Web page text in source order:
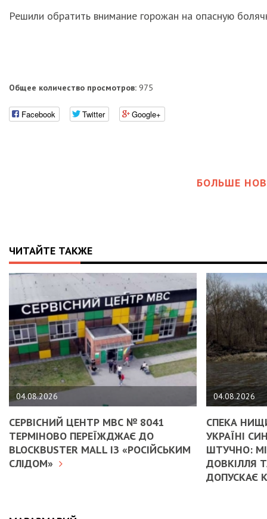
Решили обратить внимание горожан на опасную
Общее количество просмотров: 975
Facebook Twitter Google+
БОЛЬШЕ
ЧИТАЙТЕ ТАКЖЕ
04.08.2026
СЕРВІСНИЙ ЦЕНТР МВС № 8041
ТЕРМІНОВО ПЕРЕЇЖДЖАЄ ДО
BLOCKBUSTER MALL ІЗ «РОСІЙСЬКИМ
СЛІДОМ»
04.08.2026
СПЕКА
УКРАЇНІ
ШТУЧНО:
ДОВКІЛЛЯ
ДОПУСКАЄ